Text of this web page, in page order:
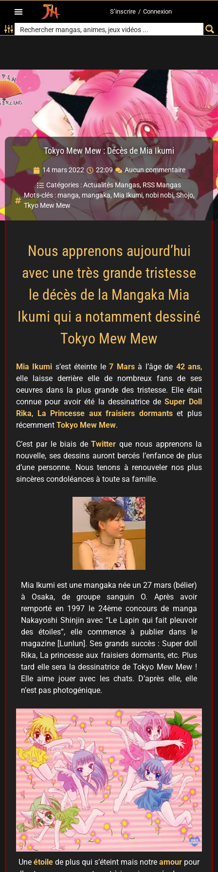
S’inscrire / Connexion
Tokyo Mew Mew : Décès de Mia Ikumi
14 mars 2022 22:09
Aucun commentaire
Catégories :Actualités Mangas, RSS Mangas
Mots-clés : manga, mangaka, Mia Ikumi, nobi nobi,Shojo,
Tkyo Mew Mew
Nous apprenons aujourd’hui
avec une très grande tristesse
le décès de la Mangaka Mia
Ikumi qui a notamment dessiné
Tokyo Mew Mew
Mia Ikumi s’est éteinte le7 Marsà l’âge de 42 ans,
elle laisse derrière elle de nombreux fans de ses
oeuvres dans la plus grande des tristesse. Elle était
connue pour avoir été la dessinatrice de Super Doll
Rika, La Princesse aux fraisiers dormantset plus
récemment Tokyo Mew Mew.
C’est par le biais deTwitter que nous apprenons la
nouvelle, ses dessins auront bercés l’enfance de plus
d’une personne. Nous tenons à renouveler nos plus
sincères condoléances à toute sa famille.
Mia Ikumi est une mangaka née un 27 mars (bélier)
à Osaka, de groupe sanguin O. Après avoir
remporté en 1997 le 24ème concours de manga
Nakayoshi Shinjin avec “Le Lapin qui fait pleuvoir
des étoiles”, elle commence à publier dans le
magazine [Lunlun]. Ses grands succès : Super doll
Rika, La princesse aux fraisiers dormants, etc. Plus
tard elle sera la dessinatrice de Tokyo Mew Mew !
Elle aime jouer avec les chats. D’après elle, elle
n’est pas photogénique.
Une étoile de plus qui s’éteint mais notre amour pour